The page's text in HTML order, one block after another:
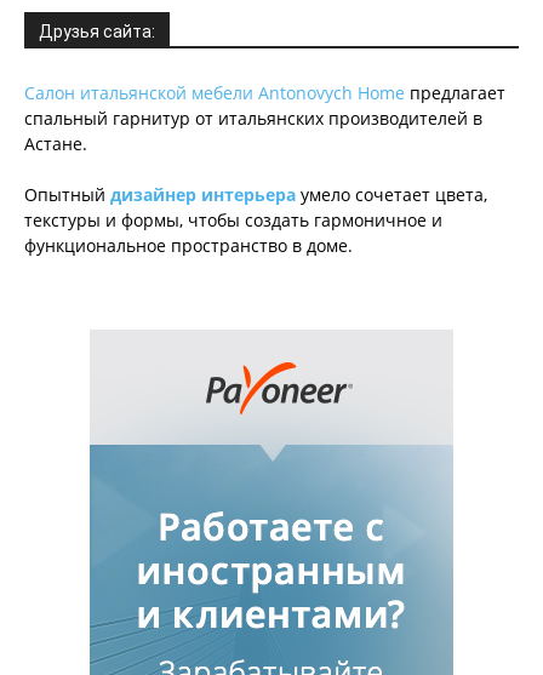
Друзья сайта:
Салон итальянской мебели Antonovych Home предлагает
спальный гарнитур от итальянских производителей в
Астане.
Опытный дизайнер интерьера умело сочетает цвета,
текстуры и формы, чтобы создать гармоничное и
функциональное пространство в доме.